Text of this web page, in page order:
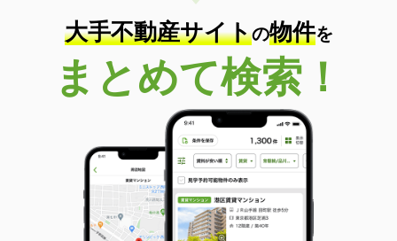
専有面積 48.59m²
間取り
2LDK
北海道札幌市北区北十六条西３丁目
6.20万円
住 所
北海道札幌市北区北十六条西３丁目
専有面積
35.22m²
間取り
1LDK
北海道旭川市一条通７丁目
大手不動産サイトの物件を
まとめて検索！